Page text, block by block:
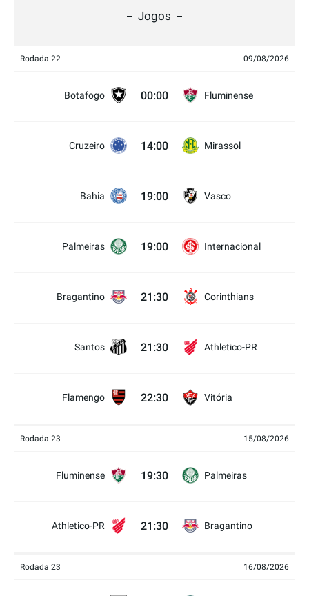
Jogos
Rodada 22 09/08/2026
Botafogo 00:00 Fluminense
Cruzeiro 14:00 Mirassol
Bahia 19:00 Vasco
Palmeiras 19:00 Internacional
Bragantino 21:30 Corinthians
Santos 21:30 Athletico-PR
Flamengo 22:30 Vitória
Rodada 23 15/08/2026
Fluminense 19:30 Palmeiras
Athletico-PR 21:30 Bragantino
Rodada 23 16/08/2026